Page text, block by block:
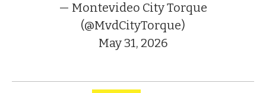
— Montevideo City Torque
(@MvdCityTorque)
May 31, 2026